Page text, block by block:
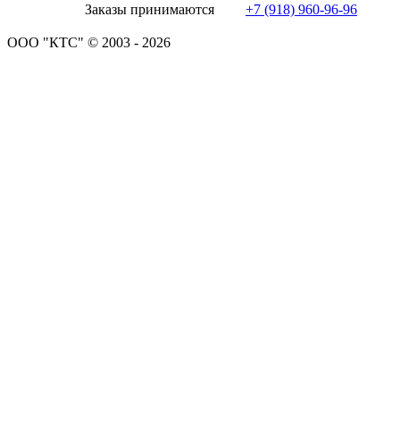
Заказы принимаются
+7 (918) 960-96-96
ООО "КТС" © 2003 - 2026